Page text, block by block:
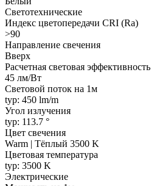
Светотехнические
Индекс цветопередачи CRI (Ra)
>90
Направление свечения
Вверх
Расчетная световая эффективность
45 лм/Вт
Световой поток на 1м
typ: 450 lm/m
Угол излучения
typ: 113.7 °
Цвет свечения
Warm | Тёплый 3500 K
Цветовая температура
typ: 3500 K
Электрические